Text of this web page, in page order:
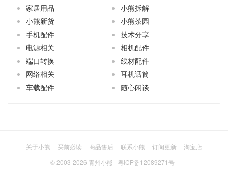
家居用品
小熊拆解
小熊新货
小熊茶园
手机配件
技术分享
电源相关
相机配件
端口转换
线材配件
网络相关
耳机话筒
车载配件
随心闲谈
关于小熊 买前必读 商品售后 联系小熊 订阅更新
淘宝店
© 2003-2026 青州小熊 粤ICP备12089271号